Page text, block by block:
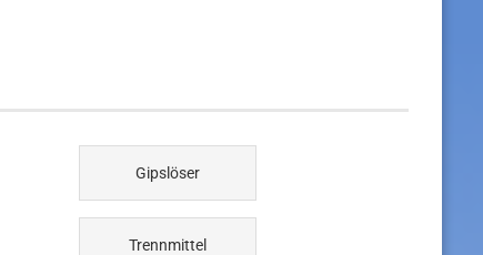
Gipslöser
Trennmittel